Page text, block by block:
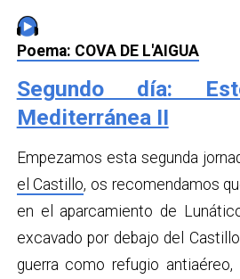
Poema: COVA DE L'AIGUA
Segundo día:
Mediterránea II
Empezamos esta segunda
el Castillo, os recomendamos
en el aparcamiento de
excavado por debajo del
guerra como refugio